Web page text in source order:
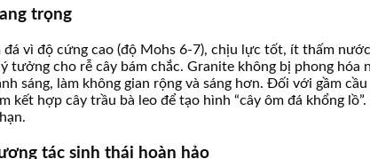
trọng
vì độ cứng cao (độ Mohs 6-7), chịu lực tốt, ít thấm
cho rễ cây bám chắc. Granite không bị phong
sáng, làm không gian rộng và sáng hơn. Đối với gầm
hợp cây trầu bà leo để tạo hình “cây ôm đá khổng
tác sinh thái hoàn hảo